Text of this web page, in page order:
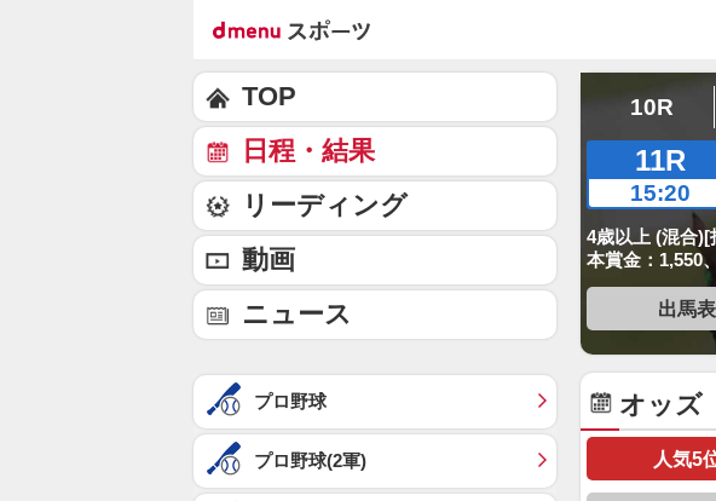
10R
11R
15:20
4歳以上 (混合)[
本賞金：1,550
出馬表
オッズ
人気5
TOP
日程・結果
リーディング
動画
ニュース
プロ野球
プロ野球(2軍)